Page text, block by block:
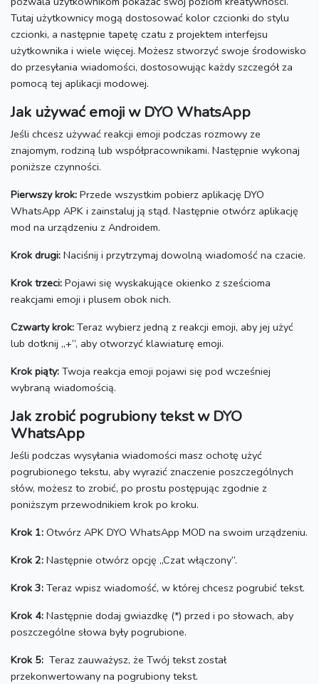
Tutaj użytkownicy mogą dostosować kolor czcionki do stylu
czcionki, a następnie tapetę czatu z projektem interfejsu
użytkownika i wiele więcej. Możesz stworzyć swoje środowisko
do przesyłania wiadomości, dostosowując każdy szczegół za
pomocą tej aplikacji modowej.
Jak używać emoji w DYO WhatsApp
Jeśli chcesz używać reakcji emoji podczas rozmowy ze
znajomym, rodziną lub współpracownikami. Następnie wykonaj
poniższe czynności.
Pierwszy krok: Przede wszystkim pobierz aplikację DYO
WhatsApp APK i zainstaluj ją stąd. Następnie otwórz aplikację
mod na urządzeniu z Androidem.
Krok drugi: Naciśnij i przytrzymaj dowolną wiadomość na czacie.
Krok trzeci: Pojawi się wyskakujące okienko z sześcioma
reakcjami emoji i plusem obok nich.
Czwarty krok: Teraz wybierz jedną z reakcji emoji, aby jej użyć
lub dotknij „+”, aby otworzyć klawiaturę emoji.
Krok piąty: Twoja reakcja emoji pojawi się pod wcześniej
wybraną wiadomością.
Jak zrobić pogrubiony tekst w DYO
WhatsApp
Jeśli podczas wysyłania wiadomości masz ochotę użyć
pogrubionego tekstu, aby wyrazić znaczenie poszczególnych
słów, możesz to zrobić, po prostu postępując zgodnie z
poniższym przewodnikiem krok po kroku.
Krok 1: Otwórz APK DYO WhatsApp MOD na swoim urządzeniu.
Krok 2: Następnie otwórz opcję „Czat włączony”.
Krok 3: Teraz wpisz wiadomość, w której chcesz pogrubić tekst.
Krok 4: Następnie dodaj gwiazdkę (*) przed i po słowach, aby
poszczególne słowa były pogrubione.
Krok 5: Teraz zauważysz, że Twój tekst został
przekonwertowany na pogrubiony tekst.